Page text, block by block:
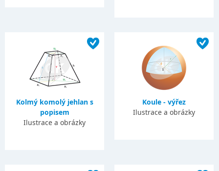
Kolmý komolý jehlan s
popisem
Ilustrace a obrázky
Koule - výřez
Ilustrace a obrázky